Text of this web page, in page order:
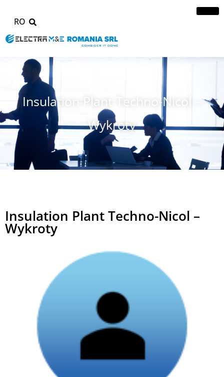
RO
Insulation Plant Techno-Nicol –
Wykroty
Insulation Plant Techno-Nicol –
Wykroty